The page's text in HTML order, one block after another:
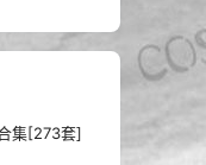
集[273套]